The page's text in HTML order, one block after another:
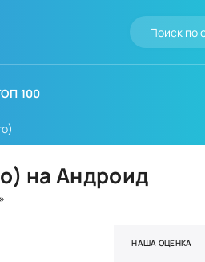
100
на Андроид
НАША ОЦЕНКА